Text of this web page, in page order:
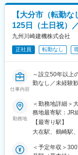
■業務詳細
・既にお取引の
す。
・案件に対して
くように提案を
・商品の特徴な
提案がカギとな
■入社後について
・1営業あたり担
・新卒採用も毎
ばっちりです！
■ワークライフ
休暇、リフレッ
月給(月額)は固
【大分市（転勤
125日（土日祝）
九州川崎建機株式会社
正社員 転勤なし
仕事内容
～設立50年以上
勤なし／未経験
■業務内容
建設機械の販売
業をお任せしま
■具体的な業務
・建設機械の販
・修理・メンテ
勤務地
＜勤務地詳細＞
務地最寄駅：JR
り変更の範囲：無
【最寄り駅】
大在駅、鶴崎駅
＜予定年収＞